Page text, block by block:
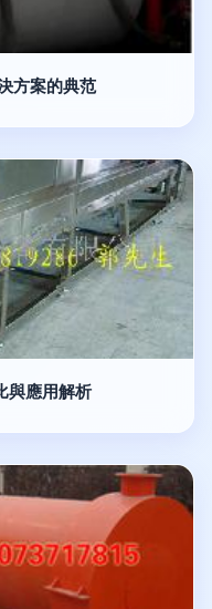
方案的典范
與應用解析